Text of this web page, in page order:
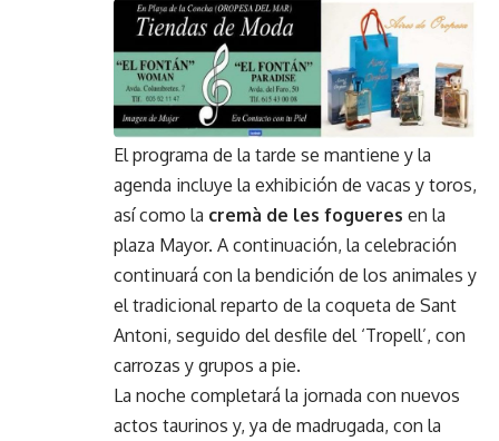
El programa de la tarde se mantiene y la
agenda incluye la exhibición de vacas y toros,
así como la cremà de les fogueres en la
plaza Mayor. A continuación, la celebración
continuará con la bendición de los animales y
el tradicional reparto de la coqueta de Sant
Antoni, seguido del desfile del ‘Tropell’, con
carrozas y grupos a pie.
La noche completará la jornada con nuevos
actos taurinos y, ya de madrugada, con la